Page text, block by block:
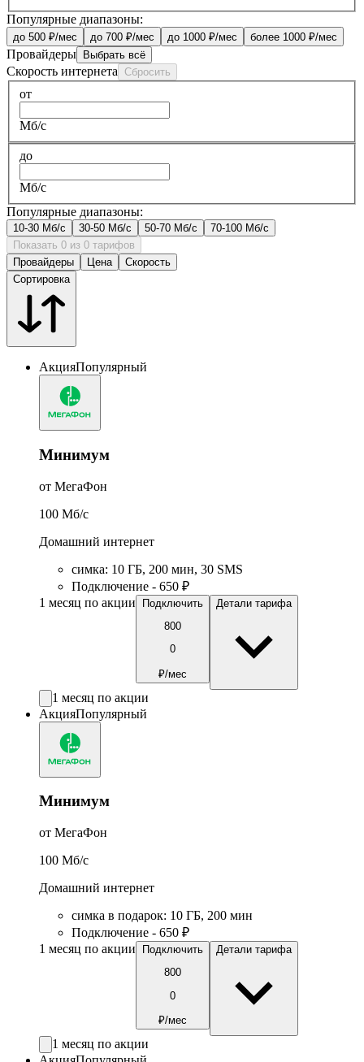
Популярные диапазоны:
до 500 ₽/мес до 700 ₽/мес до 1000 ₽/мес более 1000 ₽/мес
Провайдеры Выбрать всё
Скорость интернета Сбросить
от
Мб/с
до
Мб/с
Популярные диапазоны:
10-30 Мб/с 30-50 Мб/с 50-70 Мб/с
70-100 Мб/с
Показать 0 из 0 тарифов
Провайдеры
Цена
Скорость
Сортировка
АкцияПопулярный
Минимум
от МегаФон
100 Мб/c
Домашний интернет
симка: 10 ГБ, 200 мин, 30 SMS
Подключение - 650 ₽
1 месяц по акции
Подключить
800
0
₽/мес
Детали тарифа
1 месяц по акции
АкцияПопулярный
Минимум
от МегаФон
100 Мб/c
Домашний интернет
симка в подарок: 10 ГБ, 200 мин
Подключение - 650 ₽
1 месяц по акции
Подключить
800
0
₽/мес
Детали тарифа
1 месяц по акции